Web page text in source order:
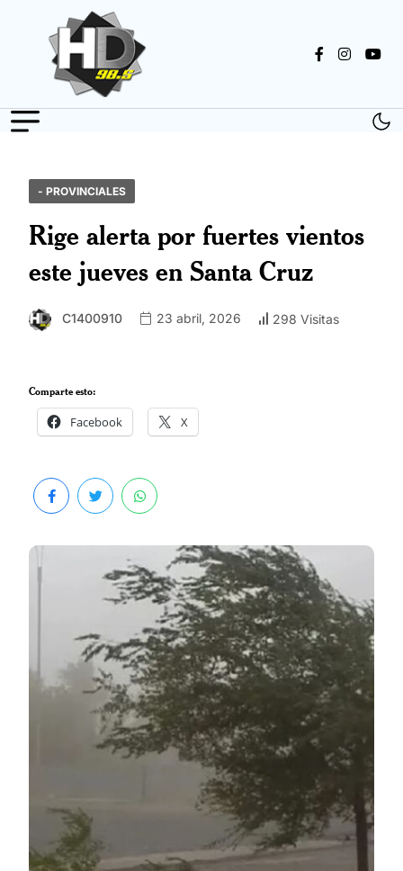
- PROVINCIALES
Rige alerta por fuertes vientos
este jueves en Santa Cruz
C1400910 23 abril, 2026 298 Visitas
Comparte esto:
Facebook X